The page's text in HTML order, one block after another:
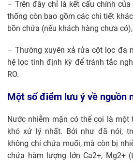
– Trên đây chỉ là kết cấu chính của
thống còn bao gồm các chi tiết
bồn chứa (nếu khách hàng chưa
– Thường xuyên xả rửa cột lọc đa
hệ lọc tinh định kỳ để tránh tắc
RO.
Một số điểm lưu ý về nguồn
Nước nhiễm mặn có thể coi là
khó xử lý nhất. Bởi như đã nói,
không chỉ chứa muối, mà còn bị
chứa hàm lượng lớn Ca2+, Mg2+